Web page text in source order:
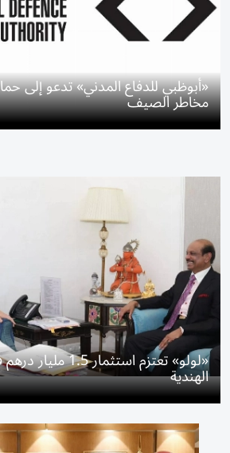
«أبوظبي للدفاع المدني» تدعو إلى
مخاطر الصيف
«لولو» تعتزم
الهندية